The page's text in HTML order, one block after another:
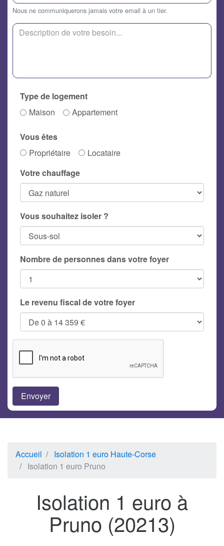
Nous ne communiquerons jamais votre email à un tier.
Type de logement
Maison
Appartement
Vous êtes
Propriétaire
Locataire
Votre chauffage
Vous souhaitez isoler ?
Nombre de personnes dans votre foyer
Le revenu fiscal de votre foyer
Accueil
Isolation 1 euro Haute-Corse
Isolation 1 euro Pruno
Isolation 1 euro à
Pruno (20213)